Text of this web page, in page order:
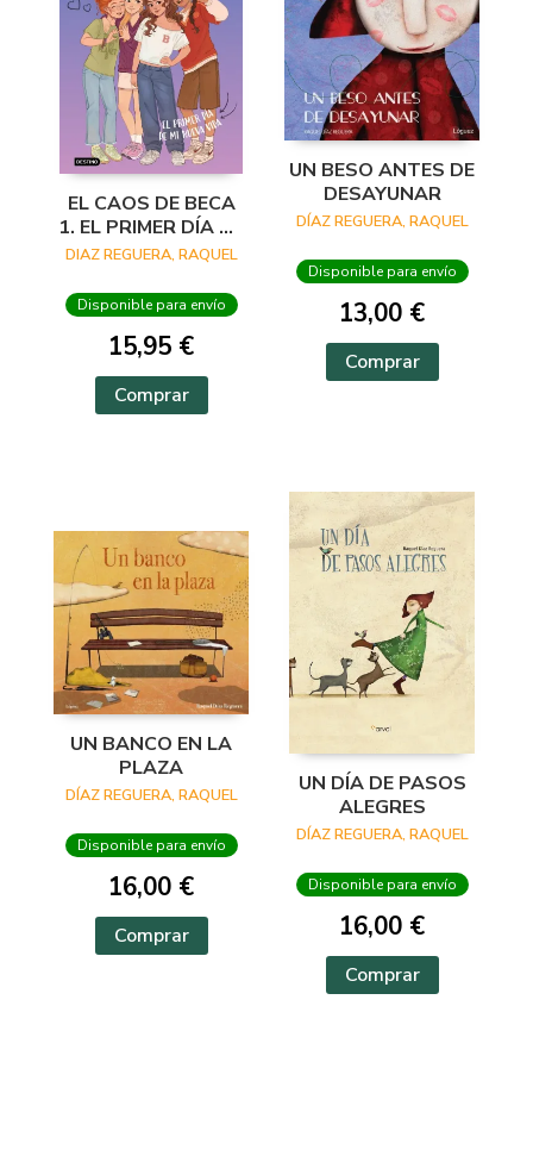
EL CAOS DE BECA
1. EL PRIMER DÍA DE
MI NUEVA VIDA
DIAZ REGUERA, RAQUEL
Disponible para envío
15,95 €
Comprar
UN BESO ANTES DE
DESAYUNAR
DÍAZ REGUERA, RAQUEL
Disponible para envío
13,00 €
Comprar
UN BANCO EN LA
PLAZA
DÍAZ REGUERA, RAQUEL
Disponible para envío
16,00 €
Comprar
UN DÍA DE PASOS
ALEGRES
DÍAZ REGUERA, RAQUEL
Disponible para envío
16,00 €
Comprar